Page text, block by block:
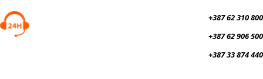
+387 62 310 800
+387 62 906 500
+387 33 874 440